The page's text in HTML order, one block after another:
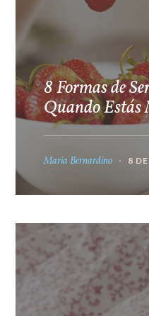
8 Formas de
Quando
Maria Bernardino 8